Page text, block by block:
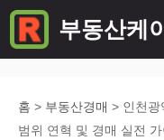
컨
텐
부동산케
홈 > 부동산경매 > 인천광
범위 연혁 및 경매 실전 가